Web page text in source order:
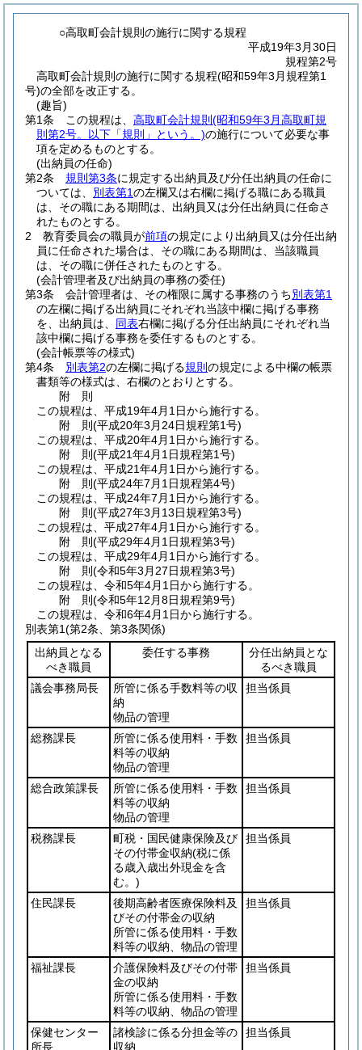
○高取町会計規則の施行に関する規程
平成19年3月30日
規程第2号
高取町会計規則の施行に関する規程(昭和59年3月規程第1
号)の全部を改正する。
(趣旨)
第1条
この規程は、 高取町会計規則 (昭和59年3月高取町規
則第2号。以下「規則」という。)の施行について必要な事
項を定めるものとする。
(出納員の任命)
第2条
規則第3条に規定する出納員及び分任出納員の任命に
ついては、 別表第1の左欄又は右欄に掲げる職にある職員
は、その職にある期間は、出納員又は分任出納員に任命さ
れたものとする。
2
教育委員会の職員が前項の規定により出納員又は分任出納
員に任命された場合は、その職にある期間は、当該職員
は、その職に併任されたものとする。
(会計管理者及び出納員の事務の委任)
第3条
会計管理者は、その権限に属する事務のうち別表第1
の左欄に掲げる出納員にそれぞれ当該中欄に掲げる事務
を、出納員は、 同表右欄に掲げる分任出納員にそれぞれ当
該中欄に掲げる事務を委任するものとする。
(会計帳票等の様式)
第4条
別表第2の左欄に掲げる規則 の規定による中欄の帳票
書類等の様式は、右欄のとおりとする。
附 則
この規程は、平成19年4月1日から施行する。
附 則(平成20年3月24日規程第1号)
この規程は、平成20年4月1日から施行する。
附 則(平成21年4月1日規程第1号)
この規程は、平成21年4月1日から施行する。
附 則(平成24年7月1日規程第4号)
この規程は、平成24年7月1日から施行する。
附 則(平成27年3月13日規程第3号)
この規程は、平成27年4月1日から施行する。
附 則(平成29年4月1日規程第3号)
この規程は、平成29年4月1日から施行する。
附 則(令和5年3月27日規程第3号)
この規程は、令和5年4月1日から施行する。
附 則(令和5年12月8日規程第9号)
この規程は、令和6年4月1日から施行する。
別表第1(第2条、第3条関係)
出納員となる
べき職員
委任する事務
分任出納員とな
るべき職員
議会事務局長
所管に係る手数料等の収
納
物品の管理
担当係員
総務課長
所管に係る使用料・手数
料等の収納
物品の管理
担当係員
総合政策課長
所管に係る使用料・手数
料等の収納
物品の管理
担当係員
税務課長
町税・国民健康保険及び
その付帯金収納(税に係
る歳入歳出外現金を含
む。)
担当係員
住民課長
後期高齢者医療保険料及
びその付帯金の収納
所管に係る使用料・手数
料等の収納、物品の管理
担当係員
福祉課長
介護保険料及びその付帯
金の収納
所管に係る使用料・手数
料等の収納、物品の管理
担当係員
保健センター
所長
諸検診に係る分担金等の
収納
担当係員